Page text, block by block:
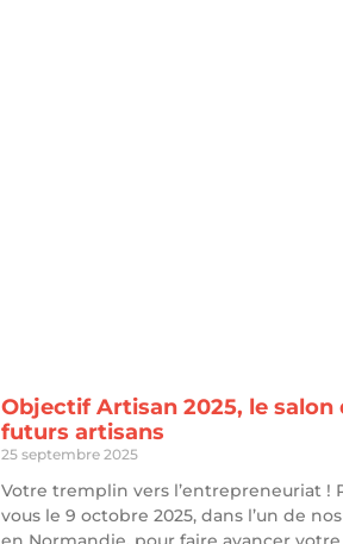
Objectif Artisan 2025, le salon
futurs artisans
25 septembre 2025
Votre tremplin vers l’entrepreneuriat !
vous le 9 octobre 2025, dans l’un de